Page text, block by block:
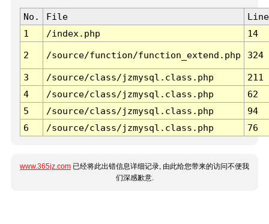
No. File
Line
1
/index.php 14
2 /source/function/function_extend.php 324
3 /source/class/jzmysql.class.php
211
4
/source/class/jzmysql.class.php
62
5
/source/class/jzmysql.class.php
94
6
/source/class/jzmysql.class.php 76
www.365jz.com 已经将此出错信息详细记录, 由此给您带来的访问不便我
们深感歉意.